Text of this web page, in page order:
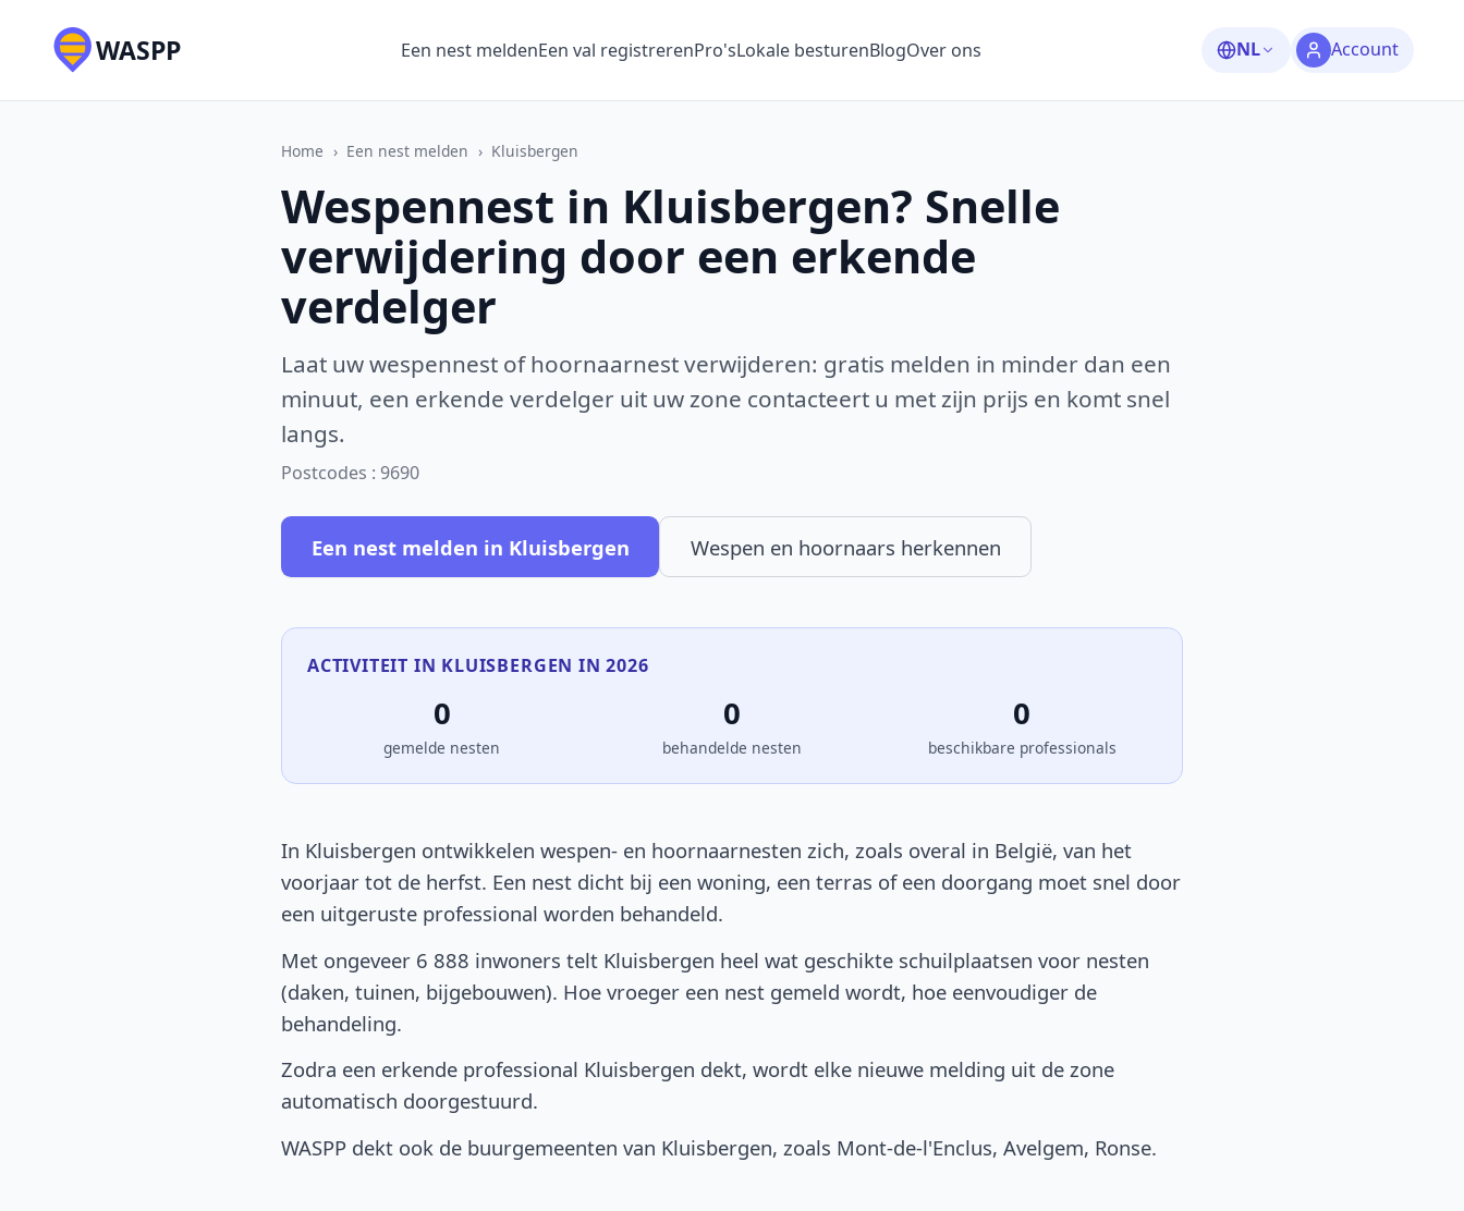
WASPP Een nest meldenEen val registrerenPro'sLokale besturenBlogOver ons NL Account
Home › Een nest melden › Kluisbergen
Wespennest in Kluisbergen? Snelle
verwijdering door een erkende
verdelger
Laat uw wespennest of hoornaarnest verwijderen: gratis melden in minder dan een
minuut, een erkende verdelger uit uw zone contacteert u met zijn prijs en komt snel
langs.
Postcodes : 9690
Een nest melden in Kluisbergen Wespen en hoornaars herkennen
ACTIVITEIT IN KLUISBERGEN IN 2026
0
gemelde nesten
0
behandelde nesten
0
beschikbare professionals
In Kluisbergen ontwikkelen wespen- en hoornaarnesten zich, zoals overal in België, van het
voorjaar tot de herfst. Een nest dicht bij een woning, een terras of een doorgang moet snel door
een uitgeruste professional worden behandeld.
Met ongeveer 6 888 inwoners telt Kluisbergen heel wat geschikte schuilplaatsen voor nesten
(daken, tuinen, bijgebouwen). Hoe vroeger een nest gemeld wordt, hoe eenvoudiger de
behandeling.
Zodra een erkende professional Kluisbergen dekt, wordt elke nieuwe melding uit de zone
automatisch doorgestuurd.
WASPP dekt ook de buurgemeenten van Kluisbergen, zoals Mont-de-l'Enclus, Avelgem, Ronse.